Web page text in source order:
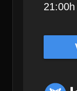
21:00h